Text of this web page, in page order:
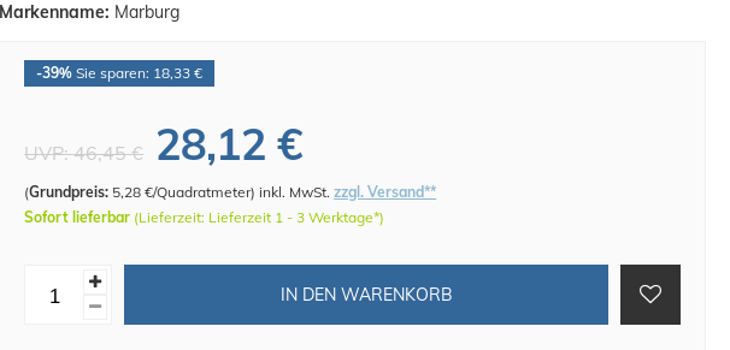
Markenname: Marburg
-39% Sie sparen: 18,33 €
UVP:46,45 € 28,12 €
(Grundpreis: 5,28 €/Quadratmeter)inkl. MwSt.zzgl. Versand**
Sofort lieferbar (Lieferzeit: Lieferzeit 1 - 3 Werktage*)
IN DEN WARENKORB